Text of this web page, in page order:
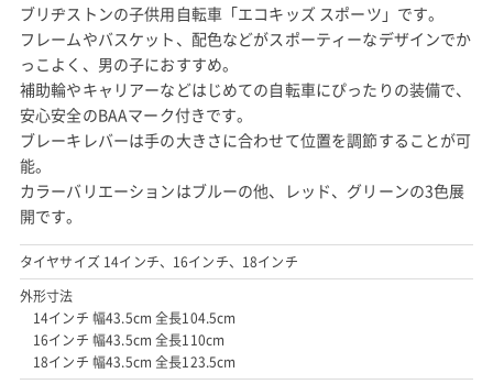
ブリヂストンの子供用自転車「エコキッズ スポーツ」です。
フレームやバスケット、配色などがスポーティーなデザインでか
っこよく、男の子におすすめ。
補助輪やキャリアーなどはじめての自転車にぴったりの装備で、
安心安全のBAAマーク付きです。
ブレーキレバーは手の大きさに合わせて位置を調節することが可
能。
カラーバリエーションはブルーの他、レッド、グリーンの3色展
開です。
タイヤサイズ 14インチ、16インチ、18インチ
外形寸法
14インチ 幅43.5cm 全長104.5cm
16インチ 幅43.5cm 全長110cm
18インチ 幅43.5cm 全長123.5cm